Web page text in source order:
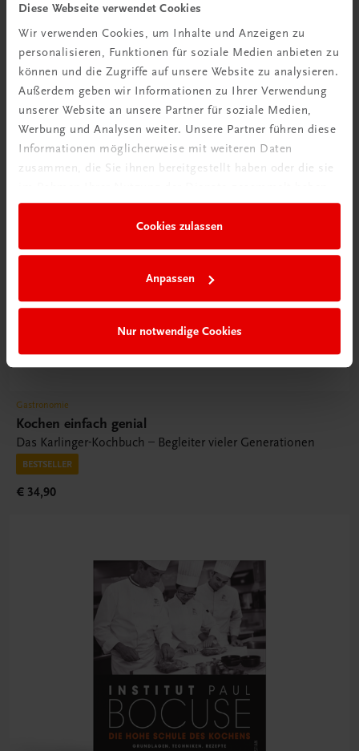
Diese Webseite verwendet Cookies
Wir verwenden Cookies, um Inhalte und Anzeigen zu
personalisieren, Funktionen für soziale Medien anbieten zu
können und die Zugriffe auf unsere Website zu analysieren.
Außerdem geben wir Informationen zu Ihrer Verwendung
unserer Website an unsere Partner für soziale Medien,
Werbung und Analysen weiter. Unsere Partner führen diese
Informationen möglicherweise mit weiteren Daten
zusammen, die Sie ihnen bereitgestellt haben oder die sie
Cookies zulassen
Anpassen
Nur notwendige Cookies
Gastronomie
Duch – Handlexikon der Kochkunst
Internationale Hotel- und Restaurantküche
€ 58,90
Gastronomie
Kochen einfach genial
Das Karlinger-Kochbuch – Begleiter vieler Generationen
BESTSELLER
€ 34,90